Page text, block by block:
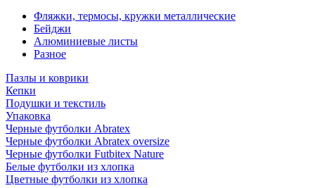
Фляжки, термосы, кружки металлические
Бейджи
Алюминиевые листы
Разное
Пазлы и коврики
Кепки
Подушки и текстиль
Упаковка
Черные футболки Abratex
Черные футболки Abratex oversize
Черные футболки Futbitex Nature
Белые футболки из хлопка
Цветные футболки из хлопка